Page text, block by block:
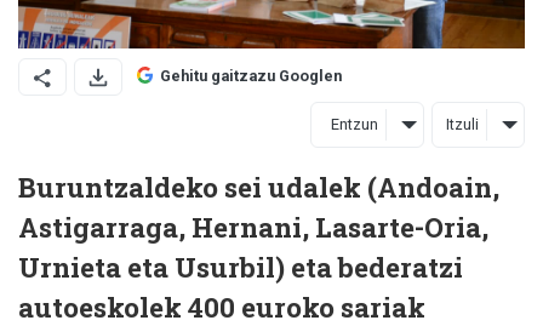
Gehitu gaitzazu Googlen
Entzun Itzuli
Buruntzaldeko sei udalek (Andoain,
Astigarraga, Hernani, Lasarte-Oria,
Urnieta eta Usurbil) eta bederatzi
autoeskolek 400 euroko sariak